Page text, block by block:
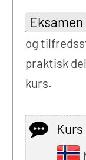
Eksamen
og
praktisk
kurs.